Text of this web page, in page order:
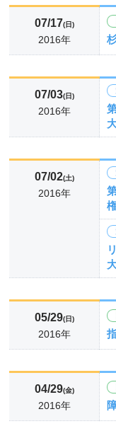
07/17(日)
2016年
07/03(日)
2016年
07/02(土)
2016年
05/29(日)
2016年
04/29(金)
2016年